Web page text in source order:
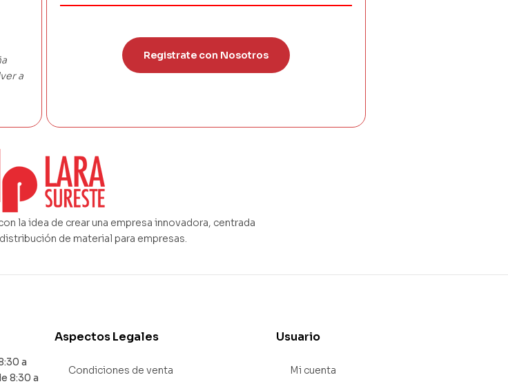
a
Registrate con Nosotros
la idea de crear una empresa innovadora, centrada
de material para empresas.
a
8:30 a
Aspectos Legales
Condiciones de venta
Usuario
Mi cuenta